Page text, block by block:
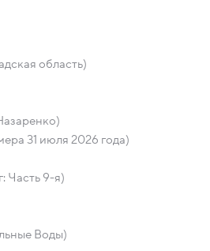
область)
31 июля 2026 года)
Часть 9-я)
Воды)